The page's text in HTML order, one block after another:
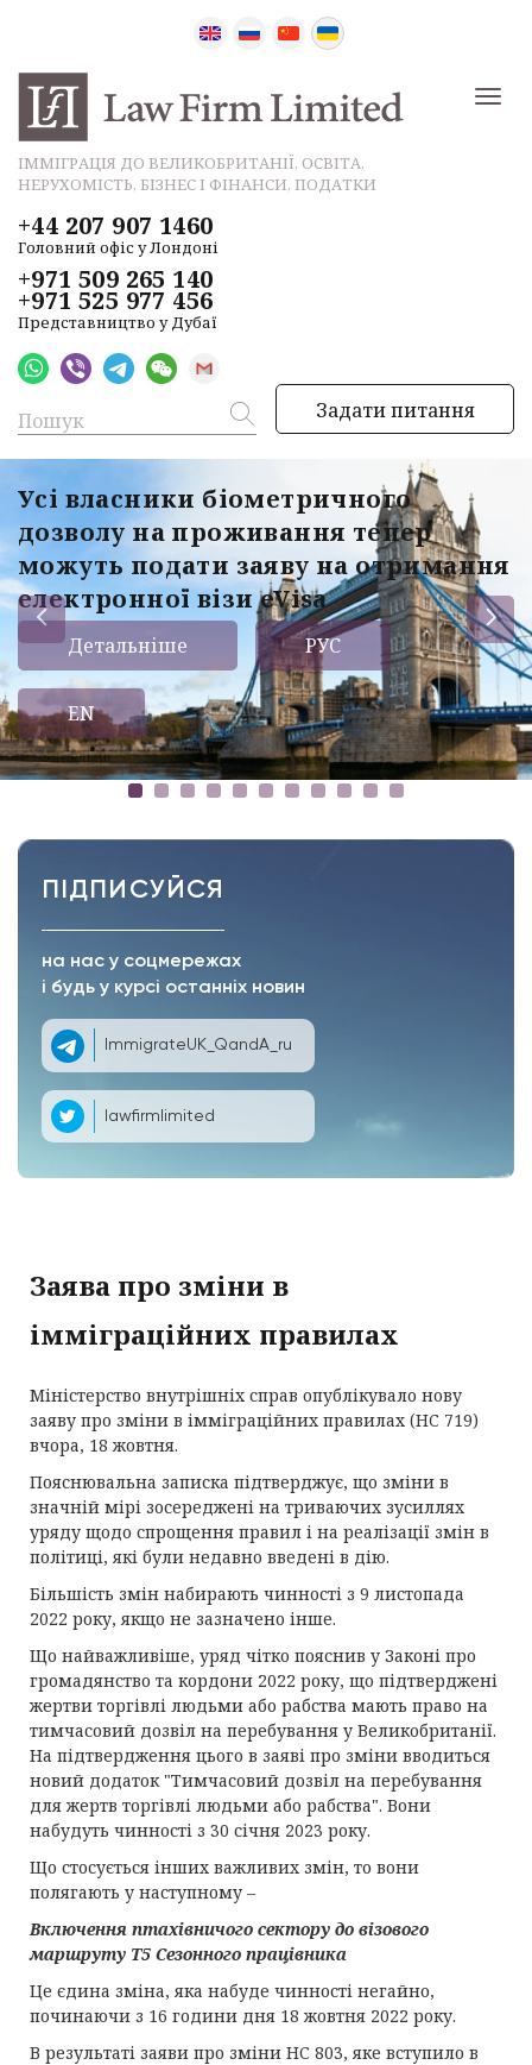
ІММІГРАЦІЯ ДО ВЕЛИКОБРИТАНІЇ, ОСВІТА,
НЕРУХОМІСТЬ, БІЗНЕС І ФІНАНСИ, ПОДАТКИ
+44 207 907 1460
Головний офіс у Лондоні
+971 509 265 140
+971 525 977 456
Представництво у Дубаї
Задати питання
Усі власники біометричного
дозволу на проживання тепер
можуть подати заяву на отримання
електронної візи eVisa
Детальніше РУС
EN
ПІДПИСУЙСЯ
на нас у соцмережах
і будь у курсі останніх новин
ImmigrateUK_QandA_ru
lawfirmlimited
Заява про зміни в
імміграційних правилах
Міністерство внутрішніх справ опублікувало нову
заяву про зміни в імміграційних правилах (HC 719)
вчора, 18 жовтня.
Пояснювальна записка підтверджує, що зміни в
значній мірі зосереджені на триваючих зусиллях
уряду щодо спрощення правил і на реалізації змін в
політиці, які були недавно введені в дію.
Більшість змін набирають чинності з 9 листопада
2022 року, якщо не зазначено інше.
Що найважливіше, уряд чітко пояснив у Законі про
громадянство та кордони 2022 року, що підтверджені
жертви торгівлі людьми або рабства мають право на
тимчасовий дозвіл на перебування у Великобританії.
На підтвердження цього в заяві про зміни вводиться
новий додаток "Тимчасовий дозвіл на перебування
для жертв торгівлі людьми або рабства". Вони
набудуть чинності з 30 січня 2023 року.
Що стосується інших важливих змін, то вони
полягають у наступному –
Включення птахівничого сектору до візового
маршруту Т5 Сезонного працівника
Це єдина зміна, яка набуде чинності негайно,
починаючи з 16 години дня 18 жовтня 2022 року.
В результаті заяви про зміни HC 803, яке вступило в